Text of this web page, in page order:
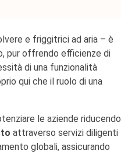
e friggitrici ad aria – è
pur offrendo efficienze di
di una funzionalità
qui che il ruolo di una
le aziende riducendo
attraverso servizi diligenti
globali, assicurando